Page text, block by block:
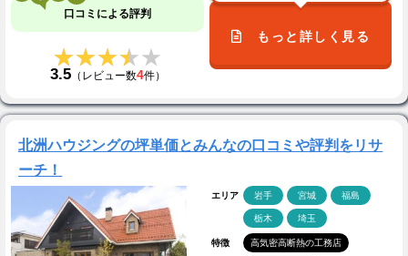
口コミによる評判
★★★★★
★★★★★
3.5（レビュー数4件）
もっと詳しく見る
北洲ハウジングの坪単価とみんなの口コミや評判をリサ
ーチ！
エリア 岩手 宮城 福島
栃木 埼玉
特徴 高気密高断熱の工務店